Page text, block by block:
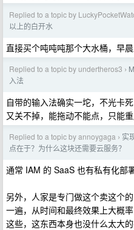
Replied to a topic by
以上的白开水
直接买个吨吨吨那个大水桶，早
Replied to a topic by undertheros3 ›
入法
自带的输入法确实一坨，不光卡
又关不掉，能拖动不能点，只能
Replied to a topic by annoygaga › 实
点在于？为什么这块还需要云服务？
通常 IAM 的 SaaS 也有私有化部
另外，人家是专门做这个卖这个
一遍，从时间和最终效果上大概
这些，这东西本身也没什么太大的